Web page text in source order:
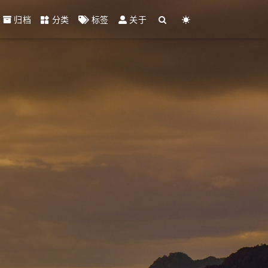
归档 分类 标签 关于